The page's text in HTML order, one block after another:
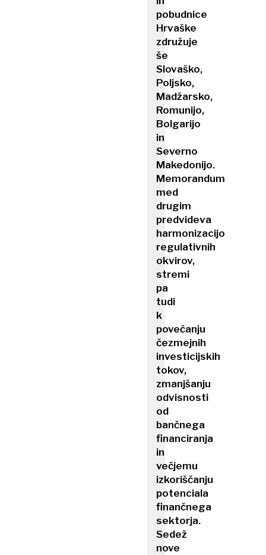
pobudnice
Hrvaške
združuje
še
Slovaško,
Poljsko,
Madžarsko,
Romunijo,
Bolgarijo
in
Severno
Makedonijo.
Memorandum
med
drugim
predvideva
harmonizacijo
regulativnih
okvirov,
stremi
pa
tudi
k
povečanju
čezmejnih
investicijskih
tokov,
zmanjšanju
odvisnosti
od
bančnega
financiranja
in
večjemu
izkoriščanju
potenciala
finančnega
sektorja.
Sedež
nove